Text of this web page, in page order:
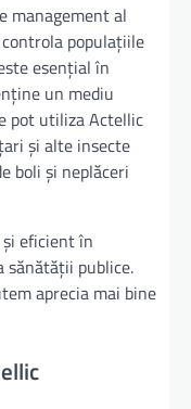
management al
populațiile
esențial în
un mediu
pot utiliza Actellic
și alte insecte
boli și neplăceri
eficient în
publice.
aprecia mai bine